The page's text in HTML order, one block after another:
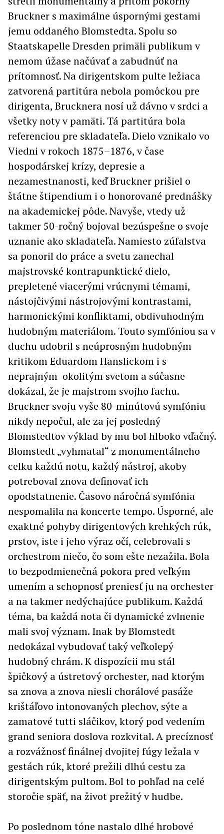
Bruckner s maximálne úspornými gestami
jemu oddaného Blomstedta. Spolu so
Staatskapelle Dresden primäli publikum v
nemom úžase načúvať a zabudnúť na
prítomnosť. Na dirigentskom pulte ležiaca
zatvorená partitúra nebola pomôckou pre
dirigenta, Brucknera nosí už dávno v srdci a
všetky noty v pamäti. Tá partitúra bola
referenciou pre skladateľa. Dielo vznikalo vo
Viedni v rokoch 1875–1876, v čase
hospodárskej krízy, depresie a
nezamestnanosti, keď Bruckner prišiel o
štátne štipendium i o honorované prednášky
na akademickej pôde. Navyše, vtedy už
takmer 50-ročný bojoval bezúspešne o svoje
uznanie ako skladateľa. Namiesto zúfalstva
sa ponoril do práce a svetu zanechal
majstrovské kontrapunktické dielo,
prepletené viacerými vrúcnymi témami,
nástojčivými nástrojovými kontrastami,
harmonickými konfliktami, obdivuhodným
hudobným materiálom. Touto symfóniou sa v
duchu udobril s neúprosným hudobným
kritikom Eduardom Hanslickom i s
neprajným okolitým svetom a súčasne
dokázal, že je majstrom svojho fachu.
Bruckner svoju vyše 80-minútovú symfóniu
nikdy nepočul, ale za jej posledný
Blomstedtov výklad by mu bol hlboko vďačný.
Blomstedt „vyhmatal“ z monumentálneho
celku každú notu, každý nástroj, akoby
potreboval znova definovať ich
opodstatnenie. Časovo náročná symfónia
nespomalila na koncerte tempo. Úsporné, ale
exaktné pohyby dirigentových krehkých rúk,
prstov, iste i jeho výraz očí, celebrovali s
orchestrom niečo, čo som ešte nezažila. Bola
to bezpodmienečná pokora pred veľkým
umením a schopnosť preniesť ju na orchester
a na takmer nedýchajúce publikum. Každá
téma, ba každá nota či dynamické zvlnenie
mali svoj význam. Inak by Blomstedt
nedokázal vybudovať taký veľkolepý
hudobný chrám. K dispozícii mu stál
špičkový a ústretový orchester, nad ktorým
sa znova a znova niesli chorálové pasáže
krištáľovo intonovaných plechov, sýte a
zamatové tutti sláčikov, ktorý pod vedením
grand seniora doslova rozkvital. A precíznosť
a rozvážnosť finálnej dvojitej fúgy ležala v
gestách rúk, ktoré prežili dlhú cestu za
dirigentským pultom. Bol to pohľad na celé
storočie späť, na život prežitý v hudbe.
Po poslednom tóne nastalo dlhé hrobové